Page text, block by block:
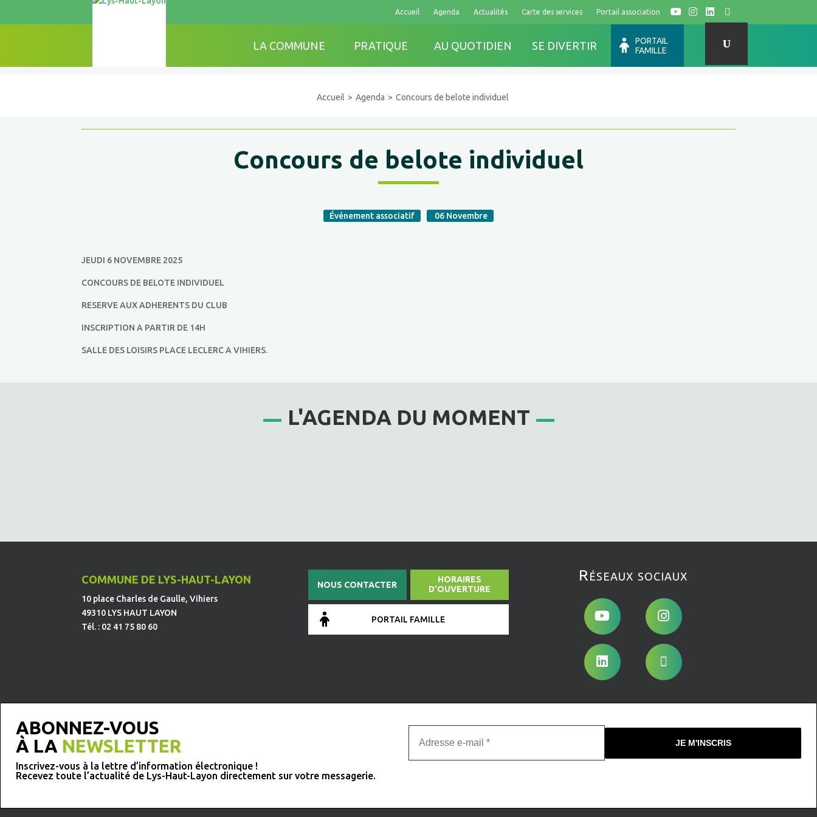
Accueil Agenda Actualités Carte des services Portail association Y I L
LA COMMUNE PRATIQUE AU QUOTIDIEN SE DIVERTIR
PORTAIL
FAMILLE
Accueil Agenda Concours de belote individuel
Concours de belote individuel
Événement associatif 06 Novembre
JEUDI 6 NOVEMBRE 2025
CONCOURS DE BELOTE INDIVIDUEL
RESERVE AUX ADHERENTS DU CLUB
INSCRIPTION A PARTIR DE 14H
SALLE DES LOISIRS PLACE LECLERC A VIHIERS.
L'AGENDA DU MOMENT
COMMUNE DE LYS-HAUT-LAYON
10 place Charles de Gaulle, Vihiers
49310 LYS HAUT LAYON
Tél. : 02 41 75 80 60
NOUS CONTACTER
HORAIRES
D'OUVERTURE
PORTAIL FAMILLE
Réseaux sociaux
ABONNEZ-VOUS
À LA NEWSLETTER
Inscrivez-vous à la lettre d’information électronique !
Recevez toute l’actualité de Lys-Haut-Layon directement sur votre messagerie.